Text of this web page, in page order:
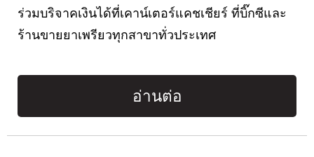
ร่วมบริจาคเงินได้ที่เคาน์เตอร์แคชเชียร์ ที่บิ๊กซีและ
ร้านขายยาเพรียวทุกสาขาทั่วประเทศ
อ่านต่อ